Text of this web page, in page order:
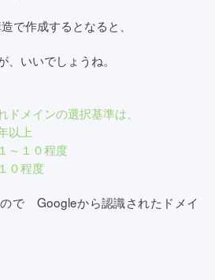
で作成するとなると、
いいでしょうね。
メインの選択基準は、
以上
～１０程度
０程度
で Googleから認識されたドメイ